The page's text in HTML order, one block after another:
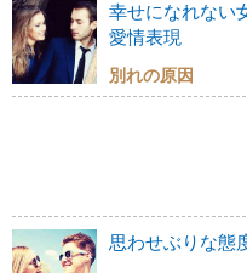
幸せになれない
愛情表現
別れの原因
思わせぶりな態